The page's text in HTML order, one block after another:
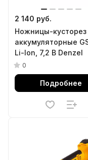
2 140 руб.
Ножницы-кусторез
аккумуляторные
Li-Ion, 7,2 В Denzel
0
Подробнее